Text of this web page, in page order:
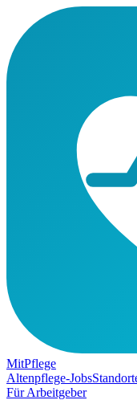
MitPflege
Altenpflege-Jobs
Für Arbeitgeber